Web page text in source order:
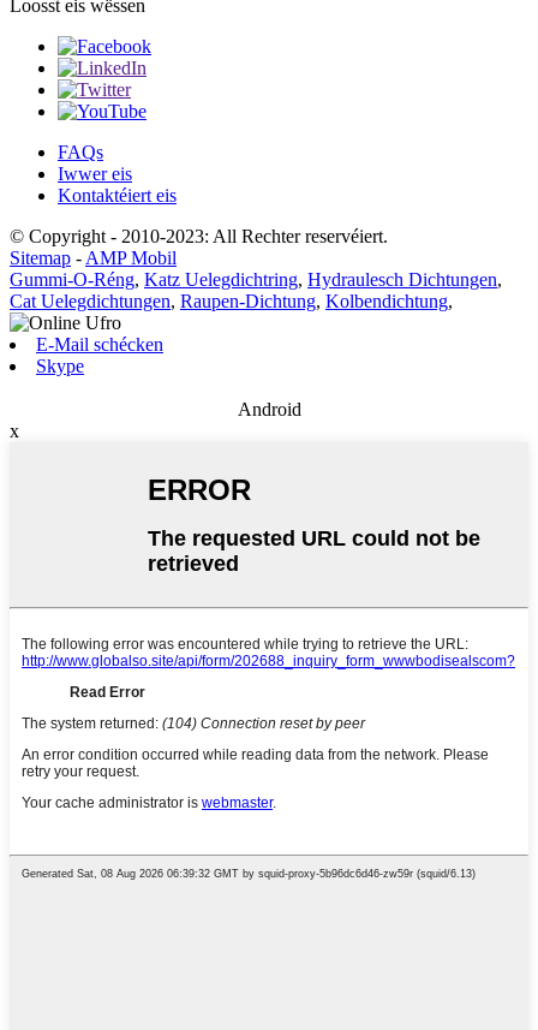
Loosst eis wëssen
FAQs
Iwwer eis
Kontaktéiert eis
© Copyright - 2010-2023: All Rechter reservéiert.
Sitemap - AMP Mobil
Gummi-O-Réng, Katz Uelegdichtring, Hydraulesch Dichtungen,
Cat Uelegdichtungen, Raupen-Dichtung, Kolbendichtung,
E-Mail schécken
Skype
Android
x